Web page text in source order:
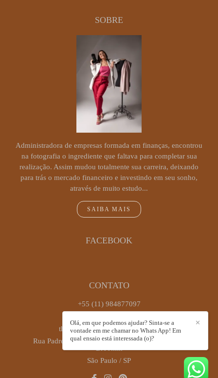
SOBRE
Administradora de empresas formada em finanças, encontrou
na fotografia o ingrediente que faltava para completar sua
realização. Assim mudou totalmente sua carreira, deixando
para trás o mercado financeiro e investindo em seu sonho,
através de muito estudo...
SAIBA MAIS
FACEBOOK
CONTATO
+55 (11) 984877097
thaiscastrofotografia@gmail.com
Rua Padre Antônio José dos Santos, 449, sala 72 -
Brooklin
São Paulo / SP
✕
Olá, em que podemos ajudar? Sinta-se a
vontade em me chamar no Whats App! Em
qual ensaio está interessada (o)?